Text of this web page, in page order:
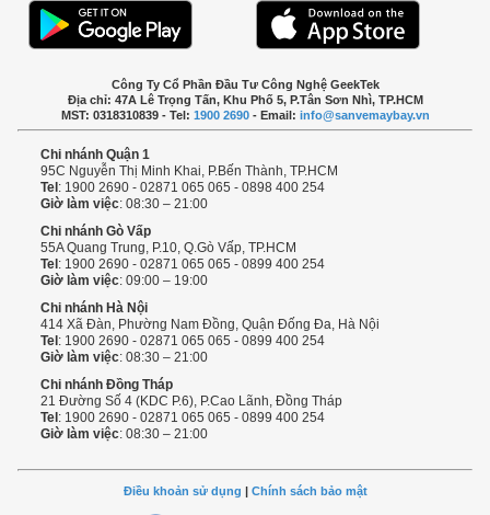
Công Ty Cổ Phần Đầu Tư Công Nghệ GeekTek
Địa chỉ: 47A Lê Trọng Tấn, Khu Phố 5, P.Tân Sơn Nhì, TP.HCM
MST: 0318310839 - Tel: 1900 2690- Email: info@sanvemaybay.vn
Chi nhánh Quận 1
95C Nguyễn Thị Minh Khai, P.Bến Thành, TP.HCM
Tel : 1900 2690 - 02871 065 065 - 0898 400 254
Giờ làm việc: 08:30 – 21:00
Chi nhánh Gò Vấp
55A Quang Trung, P.10, Q.Gò Vấp, TP.HCM
Tel : 1900 2690 - 02871 065 065 - 0899 400 254
Giờ làm việc: 09:00 – 19:00
Chi nhánh Hà Nội
414 Xã Đàn, Phường Nam Đồng, Quận Đống Đa, Hà Nội
Tel : 1900 2690 - 02871 065 065 - 0899 400 254
Giờ làm việc: 08:30 – 21:00
Chi nhánh Đồng Tháp
21 Đường Số 4 (KDC P.6), P.Cao Lãnh, Đồng Tháp
Tel : 1900 2690 - 02871 065 065 - 0899 400 254
Giờ làm việc: 08:30 – 21:00
Điều khoản sử dụng Chính sách bảo mật